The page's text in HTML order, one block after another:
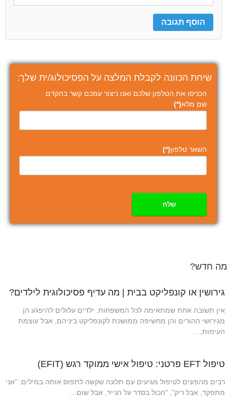
שיחת הכוונה לקבלת המלצה על הפסיכולוג/ית שלך:
הכניסו את הטלפון שלכם ואנו ניצור עמכם קשר בהקדם
שם מלא(*)
השאר טלפון(*)
שלח
מה חדש?
גירושין או קונפליקט בבית | מה עדיף פסיכולוגית לילדים?
אין תשובה אחת שמתאימה לכל המשפחות. ילדים עלולים להיפגע הן
מגירושי ההורים והן מחשיפה ממושכת לקונפליקט ביניהם, אבל עוצמת
העימות,…
טיפול EFT פרטני: טיפול אישי ממוקד רגש (EFIT)
רבים מהפונים לטיפול מגיעים עם תלונה שקשה לתפוס אותה במילים: "אני
מתפקד, אבל ריק", "הכול בסדר על הנייר, אבל שום…